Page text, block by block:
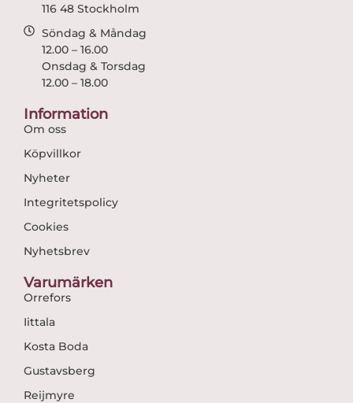
116 48 Stockholm
Söndag & Måndag
12.00 – 16.00
Onsdag & Torsdag
12.00 – 18.00
Information
Om oss
Köpvillkor
Nyheter
Integritetspolicy
Cookies
Nyhetsbrev
Varumärken
Orrefors
Iittala
Kosta Boda
Gustavsberg
Reijmyre